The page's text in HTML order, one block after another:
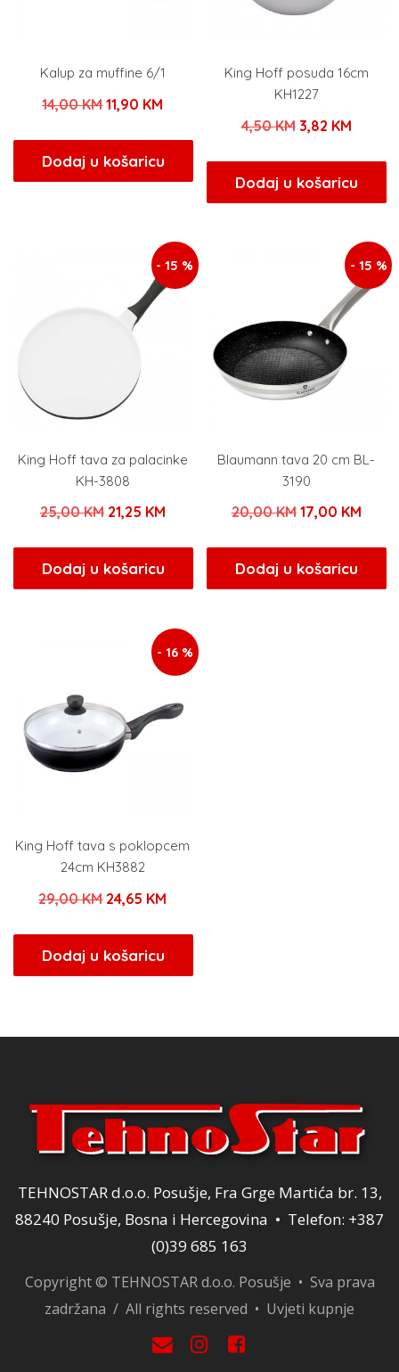
Kalup za muffine 6/1
14,00KMIzvorna
bila
je:
11,90 KM
je:
11,90 KM.
Dodaj u košaricu
King Hoff posuda 16cm
KH1227
4,50KM Izvorna
bila
je:
3,82 KM
je:
3,82
Dodaj u košaricu
- 15 %
King Hoff tava za palacinke
KH-3808
25,00KM Izvorna
bila
je:
21,25 KMTrenutna
21,25 KM.
Dodaj u košaricu
- 15 %
Blaumann tava 20 cm BL-
3190
20,00KM Izvorna
bila
je:
17,00 KM
Dodaj u košaricu
- 16 %
King Hoff tava s poklopcem
24cm KH3882
29,00KM Izvorna
bila
je:
24,65 KM
24,65 KM.
Dodaj u košaricu
TEHNOSTAR d.o.o. Posušje, Fra Grge Martića br. 13,
88240 Posušje, Bosna i Hercegovina • Telefon: +387
(0)39 685 163
Copyright © TEHNOSTAR d.o.o. Posušje • Sva prava
zadržana / All rights reserved • Uvjeti kupnje